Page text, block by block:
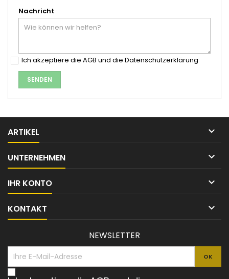
Nachricht
Ich akzeptiere die AGB und die Datenschutzerklärung
ARTIKEL 
UNTERNEHMEN 
IHR KONTO 
KONTAKT 
NEWSLETTER